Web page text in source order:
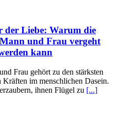
der Liebe: Warum die
und Frau vergeht
kann
Frau gehört zu den stärksten
Kräften im menschlichen Dasein.
ihnen Flügel zu [...]